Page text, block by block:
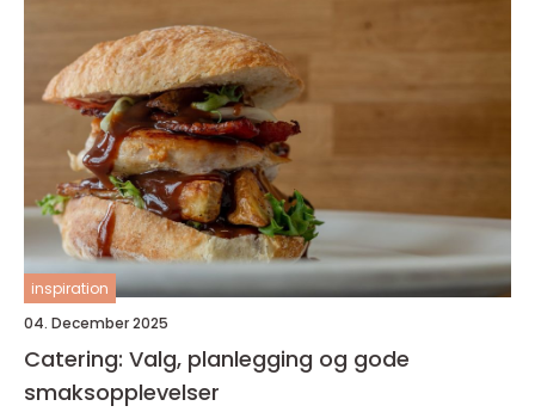
inspiration
04. December 2025
Catering: Valg, planlegging og gode
smaksopplevelser